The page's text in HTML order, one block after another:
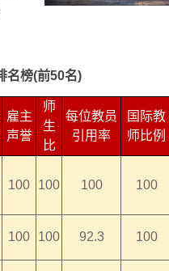
名榜(前50名)
雇主
声誉
师
生
比
每位教员
引用率
国际教
师比例
100 100 100 100
100 100 92.3 100